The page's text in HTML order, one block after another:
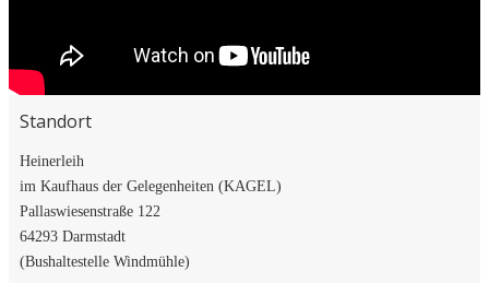
Standort
Heinerleih
im Kaufhaus der Gelegenheiten (KAGEL)
Pallaswiesenstraße 122
64293 Darmstadt
(Bushaltestelle Windmühle)